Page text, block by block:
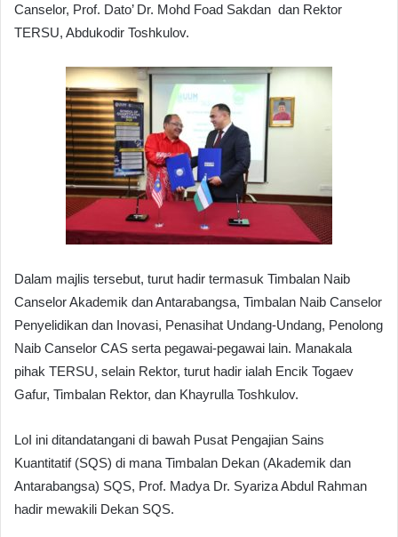
Canselor, Prof. Dato’ Dr. Mohd Foad Sakdan dan Rektor
TERSU, Abdukodir Toshkulov.
Dalam majlis tersebut, turut hadir termasuk Timbalan Naib
Canselor Akademik dan Antarabangsa, Timbalan Naib Canselor
Penyelidikan dan Inovasi, Penasihat Undang-Undang, Penolong
Naib Canselor CAS serta pegawai-pegawai lain. Manakala
pihak TERSU, selain Rektor, turut hadir ialah Encik Togaev
Gafur, Timbalan Rektor, dan Khayrulla Toshkulov.
LoI ini ditandatangani di bawah Pusat Pengajian Sains
Kuantitatif (SQS) di mana Timbalan Dekan (Akademik dan
Antarabangsa) SQS, Prof. Madya Dr. Syariza Abdul Rahman
hadir mewakili Dekan SQS.